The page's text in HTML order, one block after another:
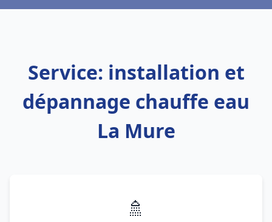
Service: installation et
dépannage chauffe eau
La Mure
🚿